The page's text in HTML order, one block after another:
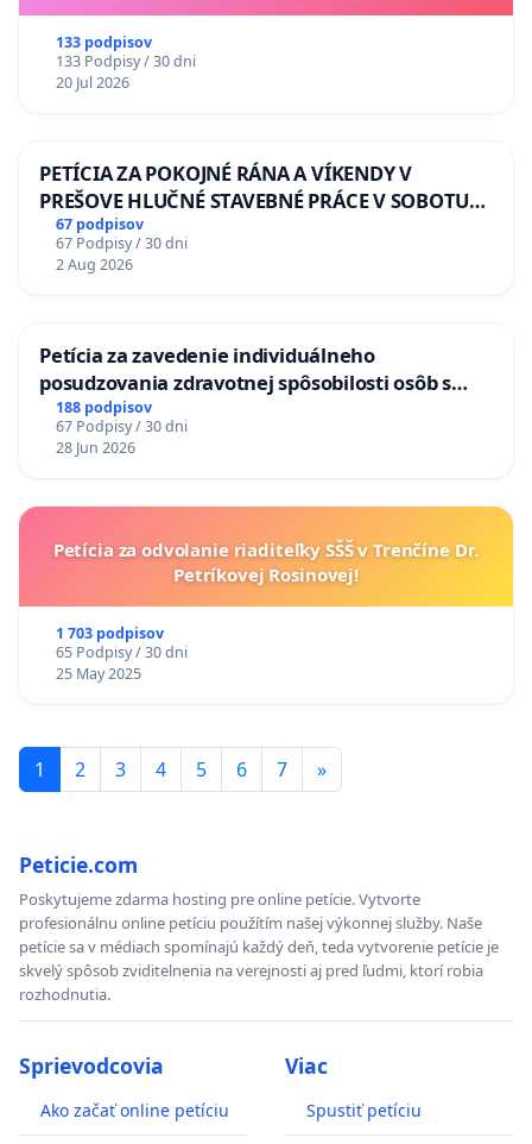
133 podpisov
133 Podpisy / 30 dni
20 Jul 2026
PETÍCIA ZA POKOJNÉ RÁNA A VÍKENDY V
PREŠOVE HLUČNÉ STAVEBNÉ PRÁCE V SOBOTU
LEN OD 9.00 DO 13.00 HOD., CEZ PRACOVNÝ
TÝŽDEŇ CIEĽ 8.00 – 18.00 HOD. A PRAVIDELNÁ
KONTROLA STAVBY C-AREA NA
67 podpisov
67 Podpisy / 30 dni
2 Aug 2026
Petícia za zavedenie individuálneho
posudzovania zdravotnej spôsobilosti osôb s
diabetom 1. a 2. typu pri prijímaní do
Policajného zboru SR
188 podpisov
67 Podpisy / 30 dni
28 Jun 2026
Petícia za odvolanie riaditeľky SŠŠ v Trenčíne Dr.
Petríkovej Rosinovej!
1 703 podpisov
65 Podpisy / 30 dni
25 May 2025
1 2 3 4 5 6 7 »
Peticie.com
Poskytujeme zdarma hosting pre online petície. Vytvorte
profesionálnu online petíciu použítím našej výkonnej služby. Naše
petície sa v médiach spomínajú každý deň, teda vytvorenie petície je
skvelý spôsob zviditelnenia na verejnosti aj pred ľudmi, ktorí robia
rozhodnutia.
Sprievodcovia
Ako začať online petíciu
Viac
Spustiť petíciu